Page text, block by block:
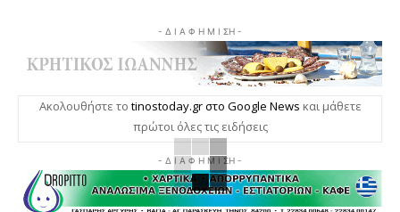
- Δ Ι Α Φ Η Μ Ι ΣΗ -
Ακολουθήστε το tinostoday.gr στο Google News και μάθετε
πρώτοι όλες τις ειδήσεις
- Δ Ι Α Φ Η Μ Ι ΣΗ -